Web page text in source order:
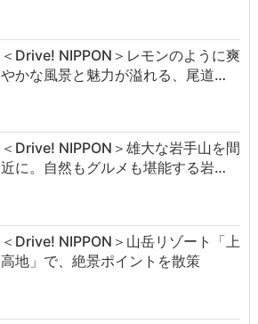
＜Drive! NIPPON＞レモンのように爽
やかな風景と魅力が溢れる、尾道…
＜Drive! NIPPON＞雄大な岩手山を間
近に。自然もグルメも堪能する岩…
＜Drive! NIPPON＞山岳リゾート「上
高地」で、絶景ポイントを散策